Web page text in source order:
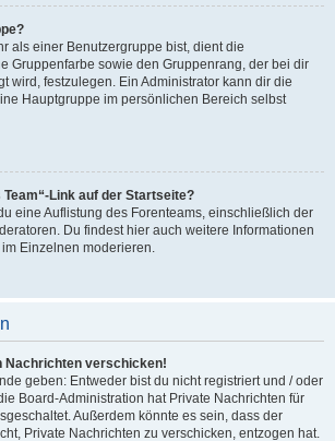
als einer Benutzergruppe bist, dient die
Gruppenfarbe sowie den Gruppenrang, der bei dir
wird, festzulegen. Ein Administrator kann dir die
Hauptgruppe im persönlichen Bereich selbst
Link auf der Startseite?
eine Auflistung des Forenteams, einschließlich der
Du findest hier auch weitere Informationen
Einzelnen moderieren.
Nachrichten verschicken!
geben: Entweder bist du nicht registriert und / oder
Board-Administration hat Private Nachrichten für
Außerdem könnte es sein, dass der
Private Nachrichten zu verschicken, entzogen hat.